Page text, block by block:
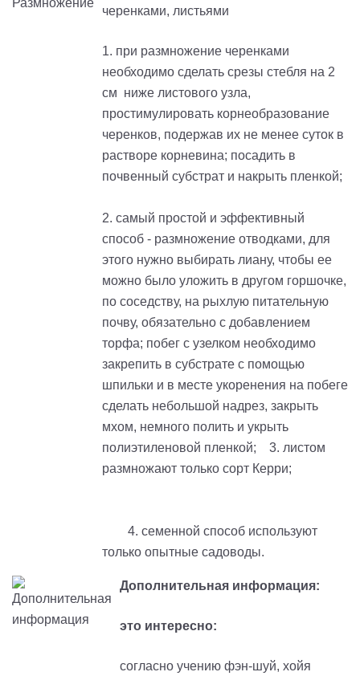
черенками, листьями
1. при размножение черенками
необходимо сделать срезы стебля на 2
см ниже листового узла,
простимулировать корнеобразование
черенков, подержав их не менее суток в
растворе корневина; посадить в
почвенный субстрат и накрыть пленкой;
2. самый простой и эффективный
способ - размножение отводками, для
этого нужно выбирать лиану, чтобы ее
можно было уложить в другом горшочке,
по соседству, на рыхлую питательную
почву, обязательно с добавлением
торфа; побег с узелком необходимо
закрепить в субстрате с помощью
шпильки и в месте укоренения на побеге
сделать небольшой надрез, закрыть
мхом, немного полить и укрыть
полиэтиленовой пленкой; 3. листом
размножают только сорт Керри;
4. семенной способ используют
только опытные садоводы.
Дополнительная информация:
это интересно:
согласно учению фэн-шуй, хойя